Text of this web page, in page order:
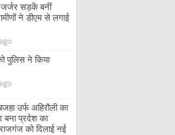
सड़कें बनीं
ने डीएम से लगाई
पुलिस ने किया
उर्फ अहिरौली का
बना प्रदेश का
को दिलाई नई